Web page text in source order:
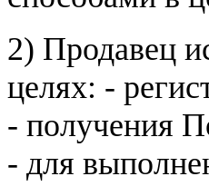
2) Продавец
целях: -
- получения
- для